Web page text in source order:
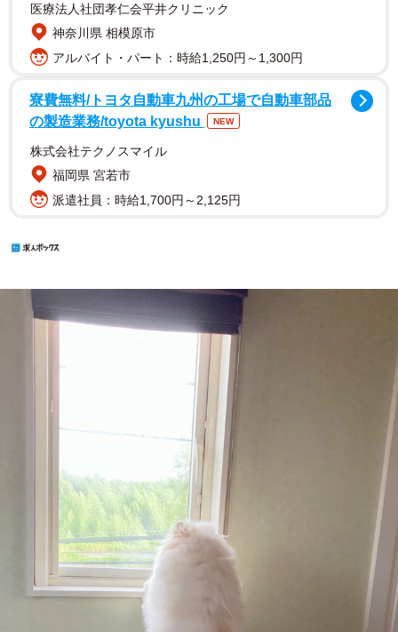
医療法人社団孝仁会平井クリニック
神奈川県 相模原市
アルバイト・パート：時給1,250円～1,300円
寮費無料/トヨタ自動車九州の工場で自動車部品
の製造業務/toyota kyushu
NEW
株式会社テクノスマイル
福岡県 宮若市
派遣社員：時給1,700円～2,125円